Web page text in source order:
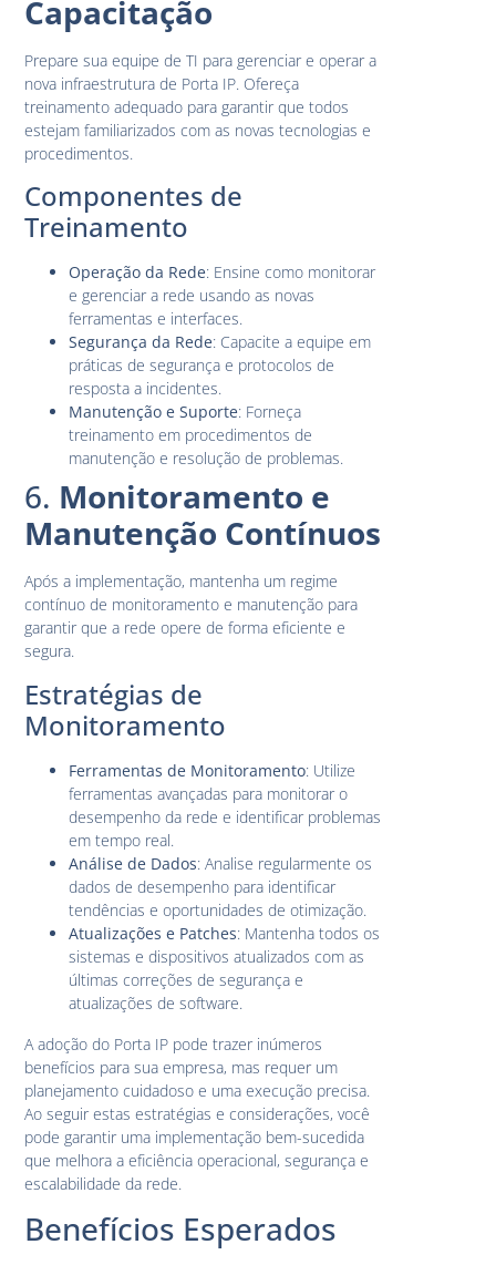
Capacitação
Prepare sua equipe de TI para gerenciar e operar a
nova infraestrutura de Porta IP. Ofereça
treinamento adequado para garantir que todos
estejam familiarizados com as novas tecnologias e
procedimentos.
Componentes de
Treinamento
Operação da Rede: Ensine como monitorar
e gerenciar a rede usando as novas
ferramentas e interfaces.
Segurança da Rede: Capacite a equipe em
práticas de segurança e protocolos de
resposta a incidentes.
Manutenção e Suporte: Forneça
treinamento em procedimentos de
manutenção e resolução de problemas.
6. Monitoramento e
Manutenção Contínuos
Após a implementação, mantenha um regime
contínuo de monitoramento e manutenção para
garantir que a rede opere de forma eficiente e
segura.
Estratégias de
Monitoramento
Ferramentas de Monitoramento: Utilize
ferramentas avançadas para monitorar o
desempenho da rede e identificar problemas
em tempo real.
Análise de Dados: Analise regularmente os
dados de desempenho para identificar
tendências e oportunidades de otimização.
Atualizações e Patches: Mantenha todos os
sistemas e dispositivos atualizados com as
últimas correções de segurança e
atualizações de software.
A adoção do Porta IP pode trazer inúmeros
benefícios para sua empresa, mas requer um
planejamento cuidadoso e uma execução precisa.
Ao seguir estas estratégias e considerações, você
pode garantir uma implementação bem-sucedida
que melhora a eficiência operacional, segurança e
escalabilidade da rede.
Benefícios Esperados